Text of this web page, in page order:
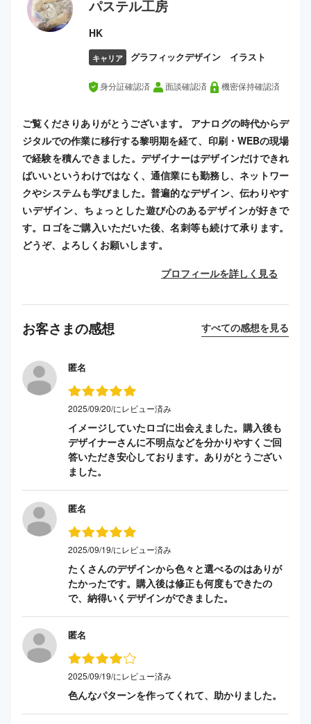
パステル工房
HK
キャリア グラフィックデザイン イラスト
身分証確認済 面談確認済 機密保持確認済
ご覧くださりありがとうございます。 アナログの時代からデ
ジタルでの作業に移行する黎明期を経て、印刷・WEBの現場
で経験を積んできました。デザイナーはデザインだけできれ
ばいいというわけではなく、通信業にも勤務し、ネットワー
クやシステムも学びました。普遍的なデザイン、伝わりやす
いデザイン、ちょっとした遊び心のあるデザインが好きで
す。ロゴをご購入いただいた後、名刺等も続けて承ります。
どうぞ、よろしくお願いします。
プロフィールを詳しく見る
お客さまの感想 すべての感想を見る
匿名
2025/09/20/にレビュー済み
イメージしていたロゴに出会えました。購入後も
デザイナーさんに不明点などを分かりやすくご回
答いただき安心しております。ありがとうござい
ました。
匿名
2025/09/19/にレビュー済み
たくさんのデザインから色々と選べるのはありが
たかったです。購入後は修正も何度もできたの
で、納得いくデザインができました。
匿名
2025/09/19/にレビュー済み
色んなパターンを作ってくれて、助かりました。